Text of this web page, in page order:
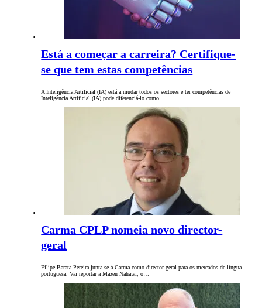
Está a começar a carreira? Certifique-
se que tem estas competências
A Inteligência Artificial (IA) está a mudar todos os sectores e ter competências de
Inteligência Artificial (IA) pode diferenciá-lo como…
Carma CPLP nomeia novo director-
geral
Filipe Barata Pereira junta-se à Carma como director-geral para os mercados de língua
portuguesa. Vai reportar a Mazen Nahawi, o…